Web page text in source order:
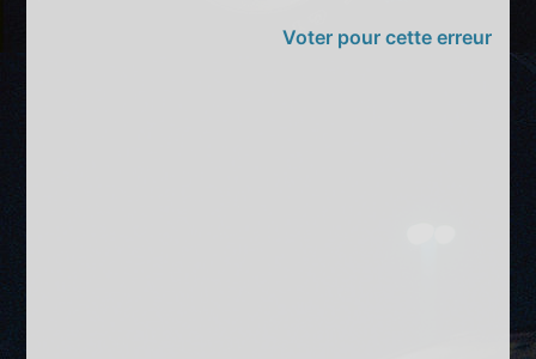
Voter pour cette erreur